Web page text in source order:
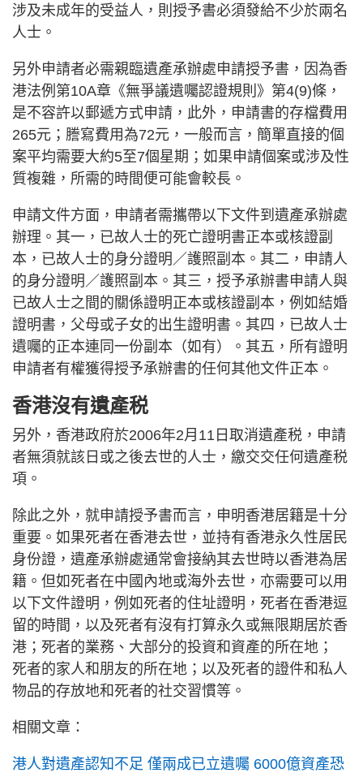
涉及未成年的受益人，則授予書必須發給不少於兩名
人士。
另外申請者必需親臨遺產承辦處申請授予書，因為香
港法例第10A章《無爭議遺囑認證規則》第4(9)條，
是不容許以郵遞方式申請，此外，申請書的存檔費用
265元；謄寫費用為72元，一般而言，簡單直接的個
案平均需要大約5至7個星期；如果申請個案或涉及性
質複雜，所需的時間便可能會較長。
申請文件方面，申請者需攜帶以下文件到遺產承辦處
辦理。其一，已故人士的死亡證明書正本或核證副
本，已故人士的身分證明／護照副本。其二，申請人
的身分證明／護照副本。其三，授予承辦書申請人與
已故人士之間的關係證明正本或核證副本，例如結婚
證明書，父母或子女的出生證明書。其四，已故人士
遺囑的正本連同一份副本（如有）。其五，所有證明
申請者有權獲得授予承辦書的任何其他文件正本。
香港沒有遺產税
另外，香港政府於2006年2月11日取消遺產税，申請
者無須就該日或之後去世的人士，繳交交任何遺產税
項。
除此之外，就申請授予書而言，申明香港居籍是十分
重要。如果死者在香港去世，並持有香港永久性居民
身份證，遺產承辦處通常會接納其去世時以香港為居
籍。但如死者在中國內地或海外去世，亦需要可以用
以下文件證明，例如死者的住址證明，死者在香港逗
留的時間，以及死者有沒有打算永久或無限期居於香
港；死者的業務、大部分的投資和資產的所在地；
死者的家人和朋友的所在地；以及死者的證件和私人
物品的存放地和死者的社交習慣等。
相關文章：
港人對遺產認知不足 僅兩成已立遺囑 6000億資產恐